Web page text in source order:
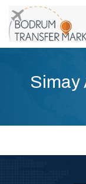
Simay